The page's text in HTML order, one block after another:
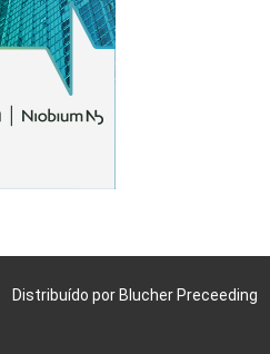
Distribuído por Blucher Preceeding